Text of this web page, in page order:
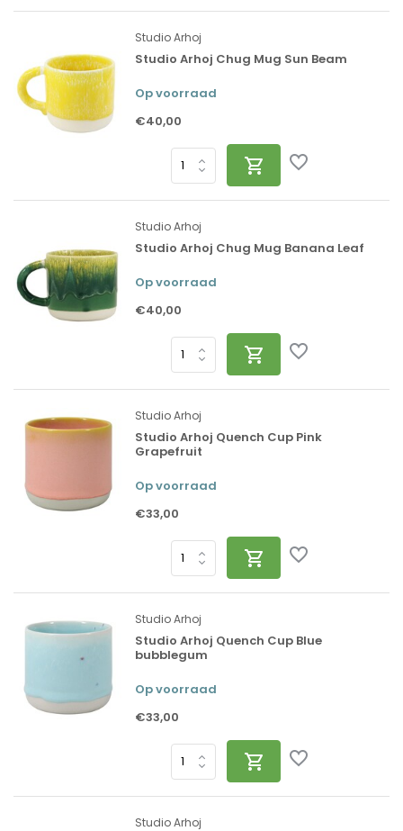
Studio Arhoj
Studio Arhoj Chug Mug Sun Beam
Op voorraad
€40,00
Studio Arhoj
Studio Arhoj Chug Mug Banana Leaf
Op voorraad
€40,00
Studio Arhoj
Studio Arhoj Quench Cup Pink
Grapefruit
Op voorraad
€33,00
Studio Arhoj
Studio Arhoj Quench Cup Blue
bubblegum
Op voorraad
€33,00
Studio Arhoj